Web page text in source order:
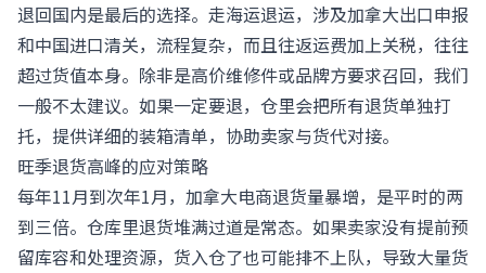
退回国内是最后的选择。走海运退运，涉及加拿大出口申报
和中国进口清关，流程复杂，而且往返运费加上关税，往往
超过货值本身。除非是高价维修件或品牌方要求召回，我们
一般不太建议。如果一定要退，仓里会把所有退货单独打
托，提供详细的装箱清单，协助卖家与货代对接。
旺季退货高峰的应对策略
每年11月到次年1月，加拿大电商退货量暴增，是平时的两
到三倍。仓库里退货堆满过道是常态。如果卖家没有提前预
留库容和处理资源，货入仓了也可能排不上队，导致大量货